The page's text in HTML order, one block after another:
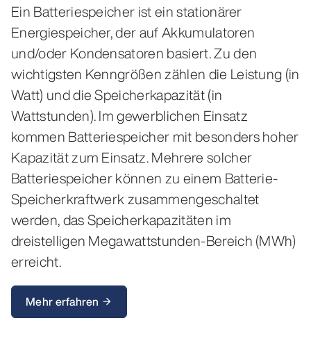
Ein Batteriespeicher ist ein stationärer
Energiespeicher, der auf Akkumulatoren
und/oder Kondensatoren basiert. Zu den
wichtigsten Kenngrößen zählen die Leistung (in
Watt) und die Speicherkapazität (in
Wattstunden). Im gewerblichen Einsatz
kommen Batteriespeicher mit besonders hoher
Kapazität zum Einsatz. Mehrere solcher
Batteriespeicher können zu einem Batterie-
Speicherkraftwerk zusammengeschaltet
werden, das Speicherkapazitäten im
dreistelligen Megawattstunden-Bereich (MWh)
erreicht.
Mehr erfahren arrow_forward